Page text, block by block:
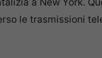
le trasmissioni